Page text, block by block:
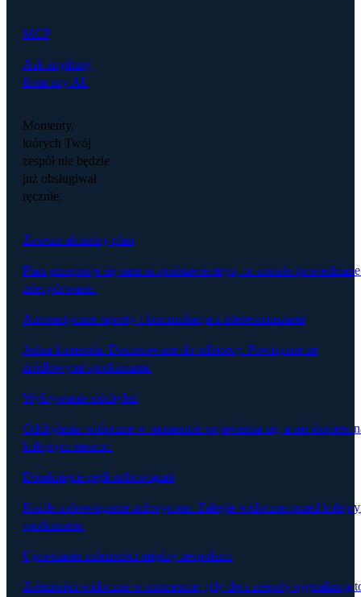
MCP
Ask anything
from any AI.
Momenty,
których Twój
zespół nie będzie
już obsługiwał
ręcznie.
Zawsze aktualny plan
Plan przepisuje się sam na podstawie tego, co zostało
zdecydowane.
Automatyczne raporty i komunikacja z interesariuszami
Jedna komenda. Dostosowane do odbiorcy. Powiązane ze
źródłowymi spotkaniami.
Wykrywanie odchyleń
Odchylenia widoczne w momencie pojawienia się, a nie dopiero
kolejnym steerco.
Domknięcie pętli zobowiązań
Każde zobowiązanie uchwycone. Zaległe widoczne przed
spotkaniem.
Ujawnianie zależności między zespołami
Zależności widoczne w momencie, gdy dwa zespoły sygnalizują